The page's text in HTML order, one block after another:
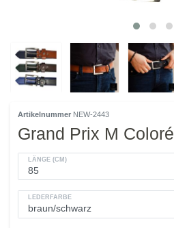
Artikelnummer NEW-2443
Grand Prix M Coloré
LÄNGE (CM)
LEDERFARBE